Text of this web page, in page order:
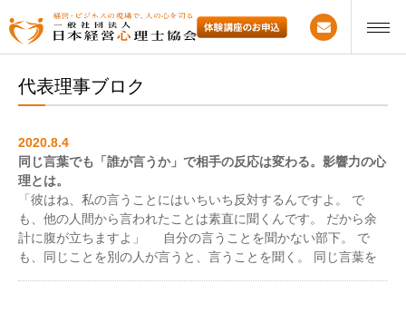
代表理事ブロク
2020.8.4
同じ言葉でも「誰が言うか」で相手の反応は変わる。影響力の心
理とは。
「彼はね、私の言うことにはいちいち反対するんですよ。 で
も、他の人間から言われたことは素直に聞くんです。 だから余
計に腹が立ちますよ」 自分の言うことを聞かない部下。 で
も、同じことを別の人が言うと、言うことを聞く。 同じ言葉を